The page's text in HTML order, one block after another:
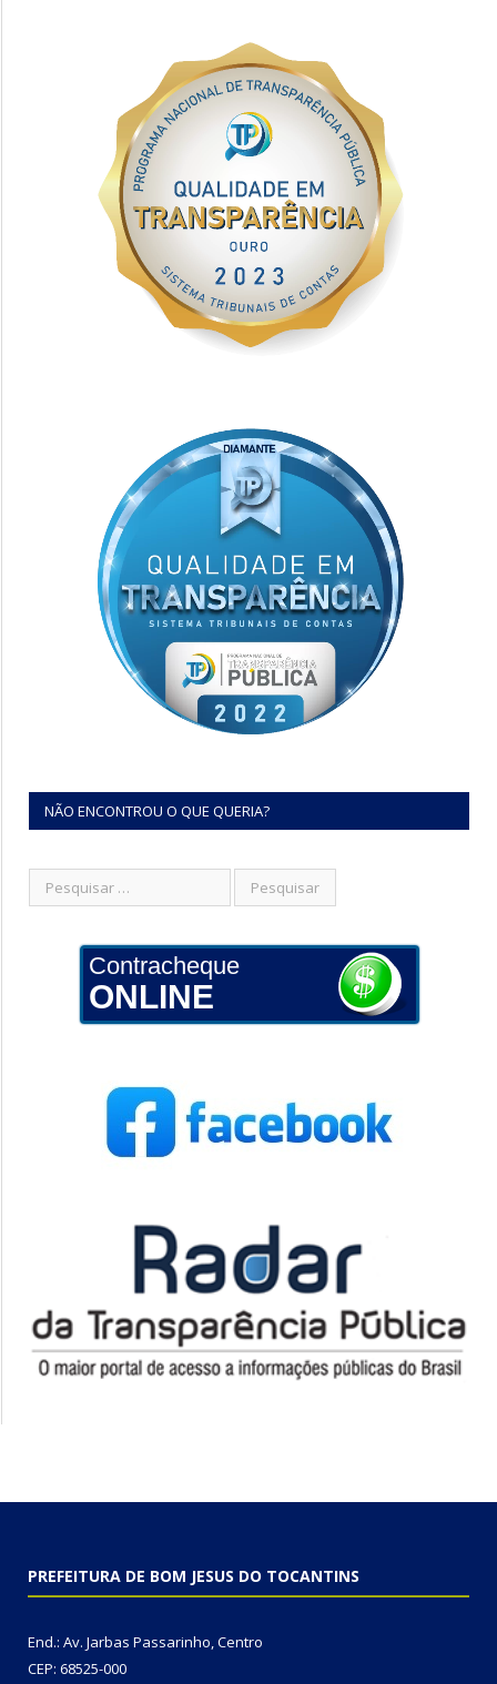
NÃO ENCONTROU O QUE QUERIA?
Contracheque
ONLINE
PREFEITURA DE BOM JESUS DO TOCANTINS
End.: Av. Jarbas Passarinho, Centro
CEP: 68525-000